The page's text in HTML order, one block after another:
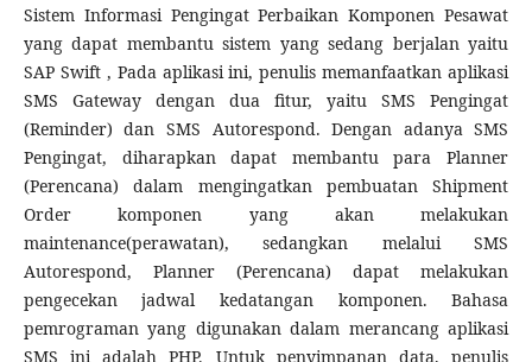
Sistem Informasi Pengingat Perbaikan Komponen Pesawat
yang dapat membantu sistem yang sedang berjalan yaitu
SAP Swift , Pada aplikasi ini, penulis memanfaatkan aplikasi
SMS Gateway dengan dua fitur, yaitu SMS Pengingat
(Reminder) dan SMS Autorespond. Dengan adanya SMS
Pengingat, diharapkan dapat membantu para Planner
(Perencana) dalam mengingatkan pembuatan Shipment
Order komponen yang akan melakukan
maintenance(perawatan), sedangkan melalui SMS
Autorespond, Planner (Perencana) dapat melakukan
pengecekan jadwal kedatangan komponen. Bahasa
pemrograman yang digunakan dalam merancang aplikasi
SMS ini adalah PHP. Untuk penyimpanan data, penulis